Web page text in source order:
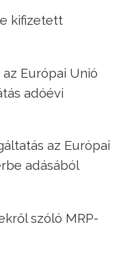
kifizetett
Európai Unió
adóévi
az Európai
adásából
szóló MRP-